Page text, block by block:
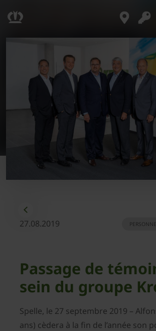
27.08.2019
Passage de
sein du groupe
Spelle, le 27 septembre 2019 –
ans) cèdera à la fin de l’année son